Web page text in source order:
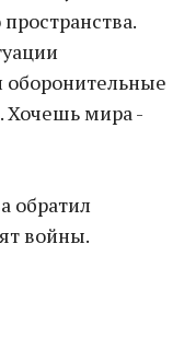
оборонительные
Хочешь мира -
обратил
войны.